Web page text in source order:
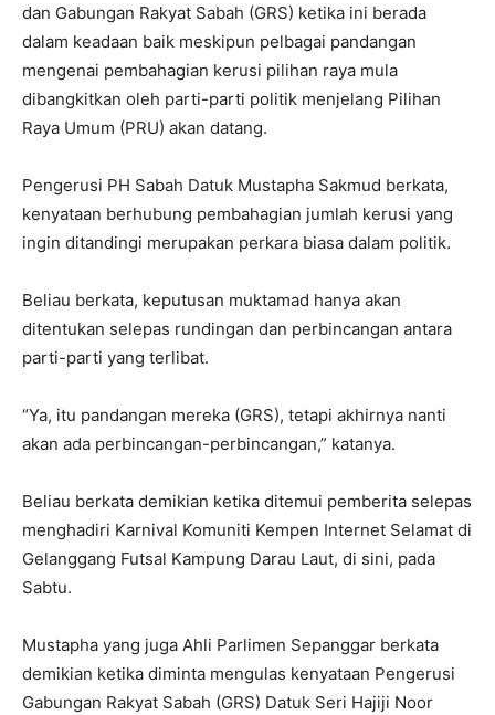
dan Gabungan Rakyat Sabah (GRS) ketika ini berada
dalam keadaan baik meskipun pelbagai pandangan
mengenai pembahagian kerusi pilihan raya mula
dibangkitkan oleh parti-parti politik menjelang Pilihan
Raya Umum (PRU) akan datang.
Pengerusi PH Sabah Datuk Mustapha Sakmud berkata,
kenyataan berhubung pembahagian jumlah kerusi yang
ingin ditandingi merupakan perkara biasa dalam politik.
Beliau berkata, keputusan muktamad hanya akan
ditentukan selepas rundingan dan perbincangan antara
parti-parti yang terlibat.
“Ya, itu pandangan mereka (GRS), tetapi akhirnya nanti
akan ada perbincangan-perbincangan,” katanya.
Beliau berkata demikian ketika ditemui pemberita selepas
menghadiri Karnival Komuniti Kempen Internet Selamat di
Gelanggang Futsal Kampung Darau Laut, di sini, pada
Sabtu.
Mustapha yang juga Ahli Parlimen Sepanggar berkata
demikian ketika diminta mengulas kenyataan Pengerusi
Gabungan Rakyat Sabah (GRS) Datuk Seri Hajiji Noor